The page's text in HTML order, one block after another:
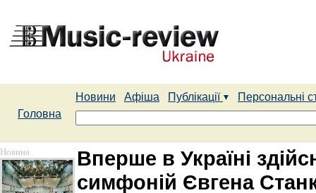
Новини Афіша Публікації
Персональні
Головна
Новина
Вперше в Україні
симфоній Євгена